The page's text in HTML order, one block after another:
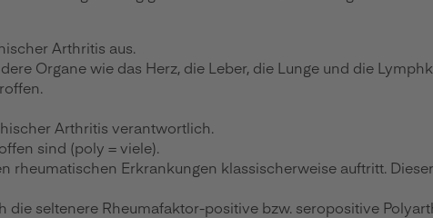
Arthritis aus.
Organe wie das Herz, die Leber, die Lunge und die
Arthritis verantwortlich.
sind (poly = viele).
rheumatischen Erkrankungen klassischerweise auftritt.
seltenere Rheumafaktor-positive bzw. seropositive